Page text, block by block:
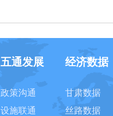
五通发展
政策沟通
设施联通
经济数据
甘肃数据
丝路数据